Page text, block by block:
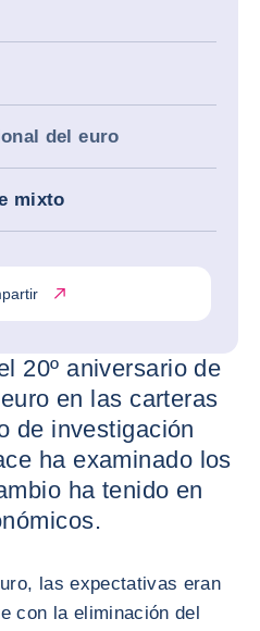
del euro
mixto
20º aniversario de
en las carteras
de investigación
ha examinado los
ha tenido en
las expectativas eran
con la eliminación del